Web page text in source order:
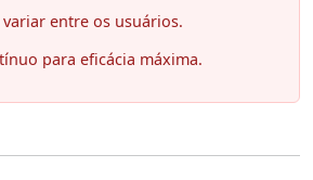
entre os usuários.
para eficácia máxima.